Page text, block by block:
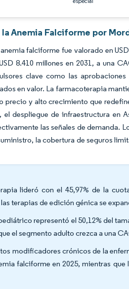
Anemia Falciforme por
falciforme fue valorado en
8.410 millones en 2031, a una
clave como las
en valor. La farmacoterapia
precio y alto crecimiento que
despliegue de infraestructura en
las señales de demanda.
la cobertura de seguros
lideró con el 45,97% de la
terapias de edición génica se
representó el 50,12% del
el segmento adulto crezca a una
modificadores crónicos de la
falciforme en 2025, mientras